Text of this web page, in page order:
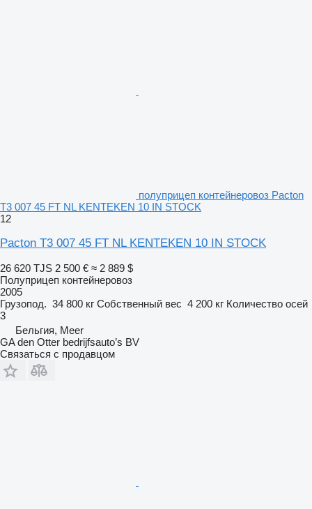
полуприцеп контейнеровоз Pacton
T3 007 45 FT NL KENTEKEN 10 IN STOCK
12
Pacton T3 007 45 FT NL KENTEKEN 10 IN STOCK
26 620 TJS 2 500 € ≈ 2 889 $
Полуприцеп контейнеровоз
2005
Грузопод. 34 800 кг Собственный вес 4 200 кг Количество осей
3
Бельгия, Meer
GA den Otter bedrijfsauto’s BV
Связаться с продавцом